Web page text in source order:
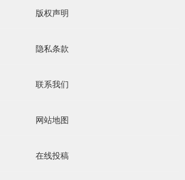
版权声明
隐私条款
联系我们
网站地图
在线投稿